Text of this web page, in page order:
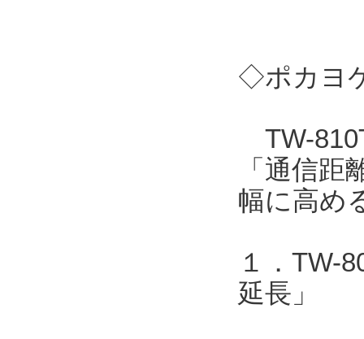
◇ポカヨ
TW-
「通信
幅に高め
１．TW-
延長」